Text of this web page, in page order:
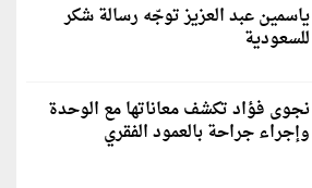
ياسمين عبد العزيز توجّه رسالة شكر
للسعودية
نجوى فؤاد تكشف معاناتها مع الوحدة
وإجراء جراحة بالعمود الفقري